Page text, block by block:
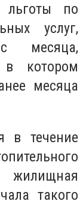
по
услуг,
месяца,
котором
месяца
в течение
жилищная
такого